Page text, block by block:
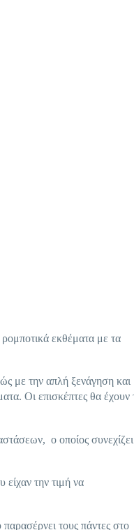
εκθέματα με τα
με την απλή ξενάγηση και
Οι επισκέπτες θα έχουν
ο οποίος συνεχίζει
την τιμή να
τους πάντες στο